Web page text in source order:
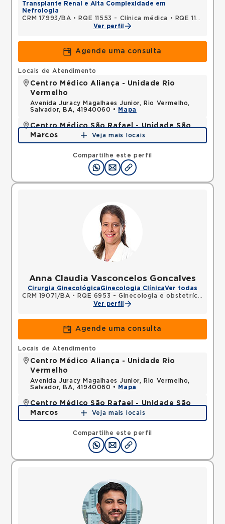
Transplante Renal e Alta Complexidade em
Nefrologia
CRM 17993/BA • RQE 11553 - Clínica médica •
RQE 11554 - Nefrologia
Ver perfil
Agende uma consulta
Compartilhe este perfil
Locais de Atendimento
Centro Médico Aliança - Unidade Rio
Vermelho
Avenida Juracy Magalhaes Junior, Rio Vermelho,
Salvador, BA, 41940060 •
Mapa
Centro Médico São Rafael - Unidade São
Marcos
Rua Sao Rafael, Sao Marcos, Salvador, BA,
Mapa
Veja mais locais
Anna Claudia Vasconcelos Goncalves
Cirurgia GinecológicaGinecologia ClínicaVer todas
CRM 19071/BA •
RQE 6953 - Ginecologia e obstetrícia
Ver perfil
Agende uma consulta
Compartilhe este perfil
Locais de Atendimento
Centro Médico Aliança - Unidade Rio
Vermelho
Avenida Juracy Magalhaes Junior, Rio Vermelho,
Salvador, BA, 41940060 •
Mapa
Centro Médico São Rafael - Unidade São
Marcos
Rua Sao Rafael, Sao Marcos, Salvador, BA,
Mapa
Veja mais locais